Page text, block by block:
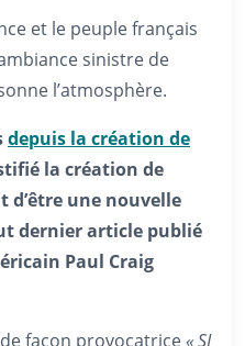
et le peuple français
sinistre de
l’atmosphère.
depuis la création de
la création de
d’être une nouvelle
dernier article publié
Paul Craig
façon provocatrice« SI